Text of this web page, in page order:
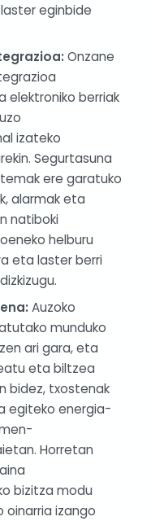
eginbide
Onzane
elektroniko berriak
izateko
Segurtasuna
ere garatuko
alarmak eta
natiboki
helburu
eta laster berri
Auzoko
munduko
ari gara, eta
eta biltzea
bidez, txostenak
egiteko energia-
Horretan
bizitza modu
izango